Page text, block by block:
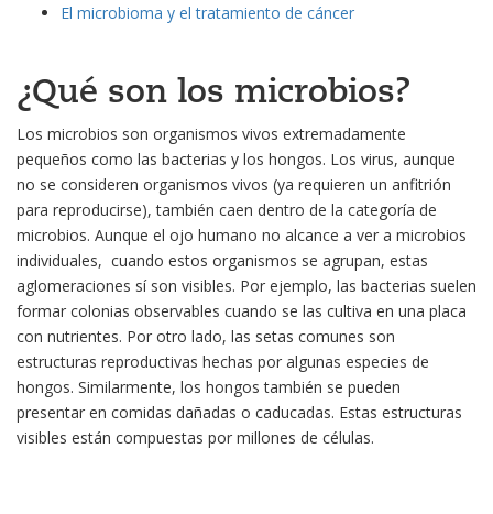
El microbioma y el tratamiento de cáncer
¿Qué son los microbios?
Los microbios son organismos vivos extremadamente
pequeños como las bacterias y los hongos. Los virus, aunque
no se consideren organismos vivos (ya requieren un anfitrión
para reproducirse), también caen dentro de la categoría de
microbios. Aunque el ojo humano no alcance a ver a microbios
individuales, cuando estos organismos se agrupan, estas
aglomeraciones sí son visibles. Por ejemplo, las bacterias suelen
formar colonias observables cuando se las cultiva en una placa
con nutrientes. Por otro lado, las setas comunes son
estructuras reproductivas hechas por algunas especies de
hongos. Similarmente, los hongos también se pueden
presentar en comidas dañadas o caducadas. Estas estructuras
visibles están compuestas por millones de células.